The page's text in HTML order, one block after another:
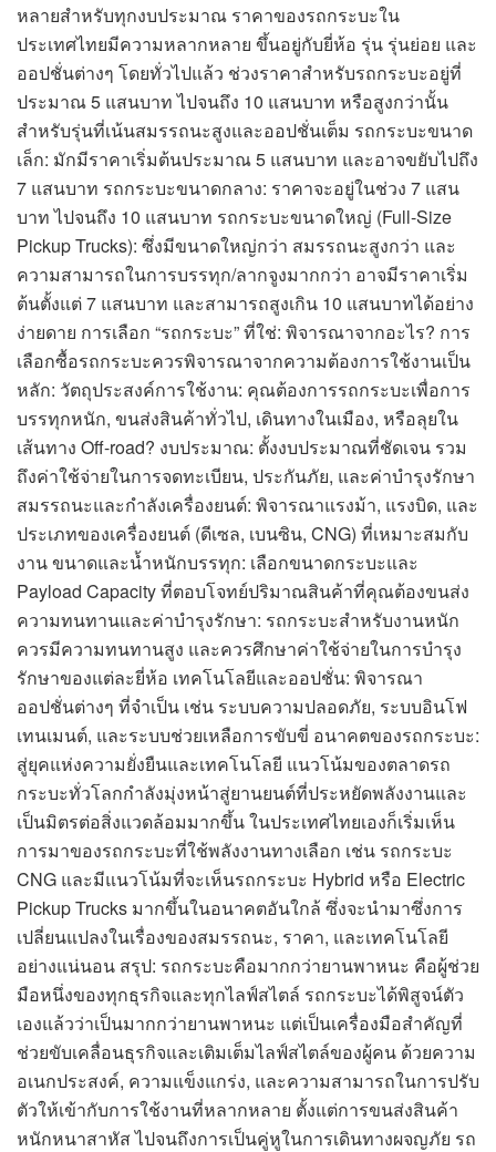
หลายสำหรับทุกงบประมาณ ราคาของรถกระบะใน
ประเทศไทยมีความหลากหลาย ขึ้นอยู่กับยี่ห้อ รุ่น รุ่นย่อย และ
ออปชั่นต่างๆ โดยทั่วไปแล้ว ช่วงราคาสำหรับรถกระบะอยู่ที่
ประมาณ 5 แสนบาท ไปจนถึง 10 แสนบาท หรือสูงกว่านั้น
สำหรับรุ่นที่เน้นสมรรถนะสูงและออปชั่นเต็ม รถกระบะขนาด
เล็ก: มักมีราคาเริ่มต้นประมาณ 5 แสนบาท และอาจขยับไปถึง
7 แสนบาท รถกระบะขนาดกลาง: ราคาจะอยู่ในช่วง 7 แสน
บาท ไปจนถึง 10 แสนบาท รถกระบะขนาดใหญ่ (Full-Size
Pickup Trucks): ซึ่งมีขนาดใหญ่กว่า สมรรถนะสูงกว่า และ
ความสามารถในการบรรทุก/ลากจูงมากกว่า อาจมีราคาเริ่ม
ต้นตั้งแต่ 7 แสนบาท และสามารถสูงเกิน 10 แสนบาทได้อย่าง
ง่ายดาย การเลือก “รถกระบะ” ที่ใช่: พิจารณาจากอะไร? การ
เลือกซื้อรถกระบะควรพิจารณาจากความต้องการใช้งานเป็น
หลัก: วัตถุประสงค์การใช้งาน: คุณต้องการรถกระบะเพื่อการ
บรรทุกหนัก, ขนส่งสินค้าทั่วไป, เดินทางในเมือง, หรือลุยใน
เส้นทาง Off-road? งบประมาณ: ตั้งงบประมาณที่ชัดเจน รวม
ถึงค่าใช้จ่ายในการจดทะเบียน, ประกันภัย, และค่าบำรุงรักษา
สมรรถนะและกำลังเครื่องยนต์: พิจารณาแรงม้า, แรงบิด, และ
ประเภทของเครื่องยนต์ (ดีเซล, เบนซิน, CNG) ที่เหมาะสมกับ
งาน ขนาดและน้ำหนักบรรทุก: เลือกขนาดกระบะและ
Payload Capacity ที่ตอบโจทย์ปริมาณสินค้าที่คุณต้องขนส่ง
ความทนทานและค่าบำรุงรักษา: รถกระบะสำหรับงานหนัก
ควรมีความทนทานสูง และควรศึกษาค่าใช้จ่ายในการบำรุง
รักษาของแต่ละยี่ห้อ เทคโนโลยีและออปชั่น: พิจารณา
ออปชั่นต่างๆ ที่จำเป็น เช่น ระบบความปลอดภัย, ระบบอินโฟ
เทนเมนต์, และระบบช่วยเหลือการขับขี่ อนาคตของรถกระบะ:
สู่ยุคแห่งความยั่งยืนและเทคโนโลยี แนวโน้มของตลาดรถ
กระบะทั่วโลกกำลังมุ่งหน้าสู่ยานยนต์ที่ประหยัดพลังงานและ
เป็นมิตรต่อสิ่งแวดล้อมมากขึ้น ในประเทศไทยเองก็เริ่มเห็น
การมาของรถกระบะที่ใช้พลังงานทางเลือก เช่น รถกระบะ
CNG และมีแนวโน้มที่จะเห็นรถกระบะ Hybrid หรือ Electric
Pickup Trucks มากขึ้นในอนาคตอันใกล้ ซึ่งจะนำมาซึ่งการ
เปลี่ยนแปลงในเรื่องของสมรรถนะ, ราคา, และเทคโนโลยี
อย่างแน่นอน สรุป: รถกระบะคือมากกว่ายานพาหนะ คือผู้ช่วย
มือหนึ่งของทุกธุรกิจและทุกไลฟ์สไตล์ รถกระบะได้พิสูจน์ตัว
เองแล้วว่าเป็นมากกว่ายานพาหนะ แต่เป็นเครื่องมือสำคัญที่
ช่วยขับเคลื่อนธุรกิจและเติมเต็มไลฟ์สไตล์ของผู้คน ด้วยความ
อเนกประสงค์, ความแข็งแกร่ง, และความสามารถในการปรับ
ตัวให้เข้ากับการใช้งานที่หลากหลาย ตั้งแต่การขนส่งสินค้า
หนักหนาสาหัส ไปจนถึงการเป็นคู่หูในการเดินทางผจญภัย รถ